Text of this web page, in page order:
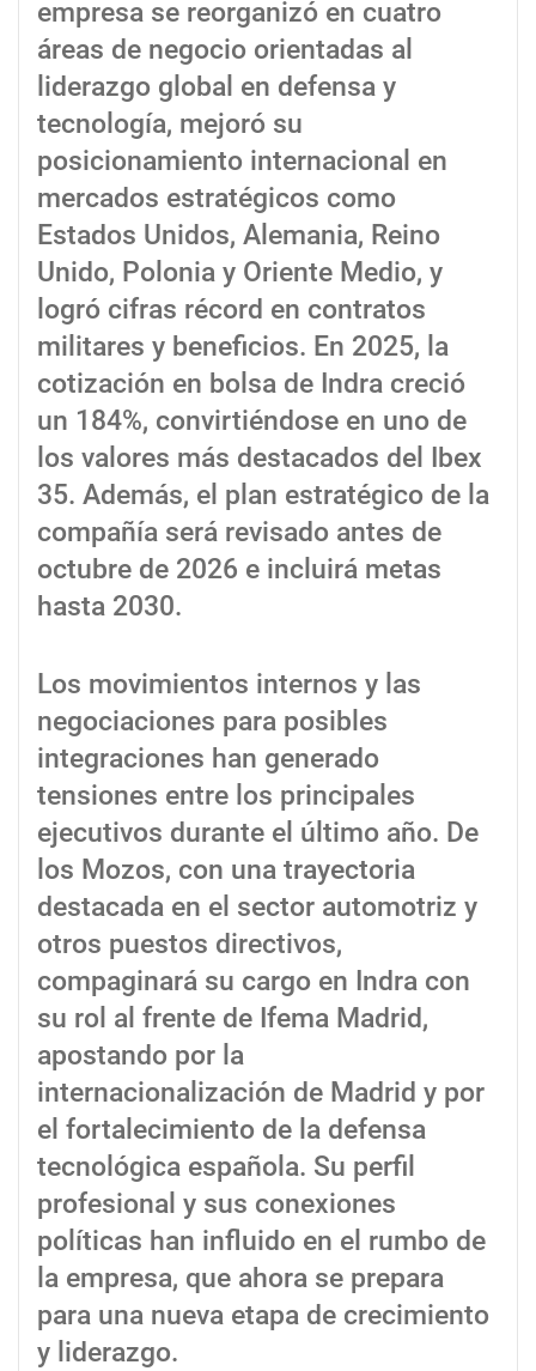
empresa se reorganizó en cuatro
áreas de negocio orientadas al
liderazgo global en defensa y
tecnología, mejoró su
posicionamiento internacional en
mercados estratégicos como
Estados Unidos, Alemania, Reino
Unido, Polonia y Oriente Medio, y
logró cifras récord en contratos
militares y beneficios. En 2025, la
cotización en bolsa de Indra creció
un 184%, convirtiéndose en uno de
los valores más destacados del Ibex
35. Además, el plan estratégico de la
compañía será revisado antes de
octubre de 2026 e incluirá metas
hasta 2030.
Los movimientos internos y las
negociaciones para posibles
integraciones han generado
tensiones entre los principales
ejecutivos durante el último año. De
los Mozos, con una trayectoria
destacada en el sector automotriz y
otros puestos directivos,
compaginará su cargo en Indra con
su rol al frente de Ifema Madrid,
apostando por la
internacionalización de Madrid y por
el fortalecimiento de la defensa
tecnológica española. Su perfil
profesional y sus conexiones
políticas han influido en el rumbo de
la empresa, que ahora se prepara
para una nueva etapa de crecimiento
y liderazgo.